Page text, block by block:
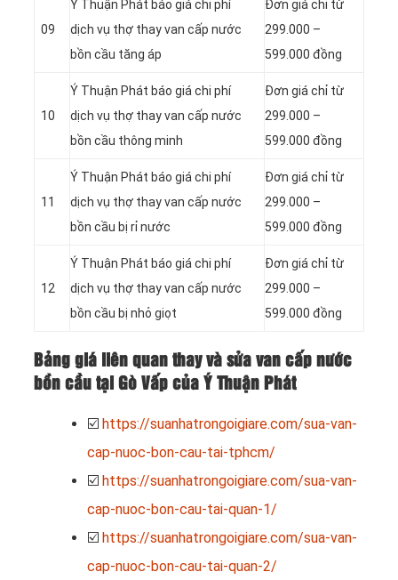
09
Ý Thuận Phát báo giá chi phí
dịch vụ thợ thay van cấp nước
bồn cầu tăng áp
Đơn giá chỉ từ
299.000 –
599.000 đồng
10
Ý Thuận Phát báo giá chi phí
dịch vụ thợ thay van cấp nước
bồn cầu thông minh
Đơn giá chỉ từ
299.000 –
599.000 đồng
11
Ý Thuận Phát báo giá chi phí
dịch vụ thợ thay van cấp nước
bồn cầu bị rỉ nước
Đơn giá chỉ từ
299.000 –
599.000 đồng
12
Ý Thuận Phát báo giá chi phí
dịch vụ thợ thay van cấp nước
bồn cầu bị nhỏ giọt
Đơn giá chỉ từ
299.000 –
599.000 đồng
Bảng giá liên quan thay và sửa van cấp nước
bồn cầu tại Gò Vấp của Ý Thuận Phát
☑️ https://suanhatrongoigiare.com/sua-van-
cap-nuoc-bon-cau-tai-tphcm/
☑️ https://suanhatrongoigiare.com/sua-van-
cap-nuoc-bon-cau-tai-quan-1/
☑️ https://suanhatrongoigiare.com/sua-van-
cap-nuoc-bon-cau-tai-quan-2/